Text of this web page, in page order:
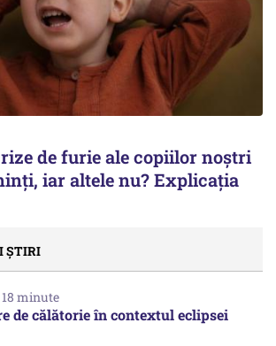
de furie ale copiilor noștri
iar altele nu? Explicația
ȘTIRI
minute
de călătorie în contextul eclipsei